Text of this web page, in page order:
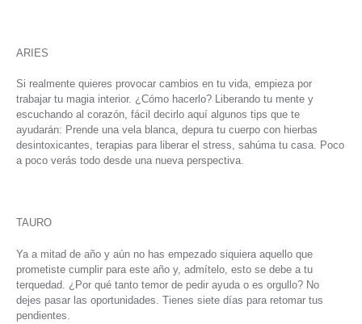
ARIES
Si realmente quieres provocar cambios en tu vida, empieza por
trabajar tu magia interior. ¿Cómo hacerlo? Liberando tu mente y
escuchando al corazón, fácil decirlo aquí algunos tips que te
ayudarán: Prende una vela blanca, depura tu cuerpo con hierbas
desintoxicantes, terapias para liberar el stress, sahúma tu casa. Poco
a poco verás todo desde una nueva perspectiva.
TAURO
Ya a mitad de año y aún no has empezado siquiera aquello que
prometiste cumplir para este año y, admítelo, esto se debe a tu
terquedad. ¿Por qué tanto temor de pedir ayuda o es orgullo? No
dejes pasar las oportunidades. Tienes siete días para retomar tus
pendientes.